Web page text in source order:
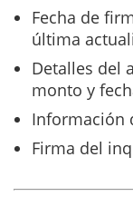
Fecha de
última
Detalles del
monto y
Información
Firma del